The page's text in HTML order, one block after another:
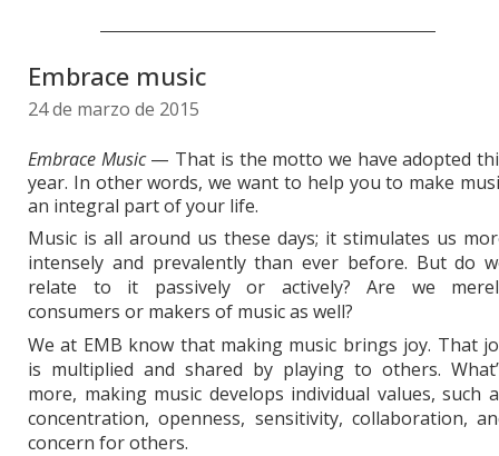
Embrace music
24 de marzo de 2015
Embrace Music— That is the motto we have adopted
year. In other words, we want to help you to make
an integral part of your life.
Music is all around us these days; it stimulates us
intensely and prevalently than ever before. But do
relate to it passively or actively? Are we
consumers or makers of music as well?
We at EMB know that making music brings joy. That
is multiplied and shared by playing to others.
more, making music develops individual values, such
concentration, openness, sensitivity, collaboration,
concern for others.